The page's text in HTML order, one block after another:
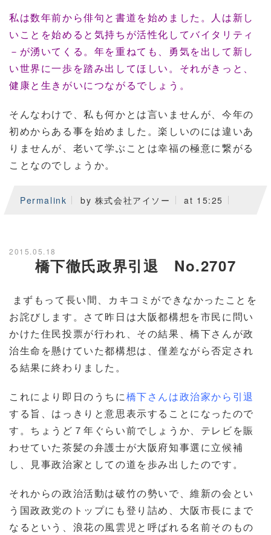
私は数年前から俳句と書道を始めました。人は新し
いことを始めると気持ちが活性化してバイタリティ
－が湧いてくる。年を重ねても、勇気を出して新し
い世界に一歩を踏み出してほしい。それがきっと、
健康と生きがいにつながるでしょう。
そんなわけで、私も何かとは言いませんが、今年の
初めからある事を始めました。楽しいのには違いあ
りませんが、老いて学ぶことは幸福の極意に繋がる
ことなのでしょうか。
Permalink by 株式会社アイソー at 15:25
2015.05.18
橋下徹氏政界引退 No.2707
まずもって長い間、カキコミができなかったことを
お詫びします。さて昨日は大阪都構想を市民に問い
かけた住民投票が行われ、その結果、橋下さんが政
治生命を懸けていた都構想は、僅差ながら否定され
る結果に終わりました。
これにより即日のうちに橋下さんは政治家から引退
する旨、はっきりと意思表示することになったので
す。ちょうど７年ぐらい前でしょうか、テレビを賑
わせていた茶髪の弁護士が大阪府知事選に立候補
し、見事政治家としての道を歩み出したのです。
それからの政治活動は破竹の勢いで、維新の会とい
う国政政党のトップにも登り詰め、大阪市長にまで
なるという、浪花の風雲児と呼ばれる名前そのもの